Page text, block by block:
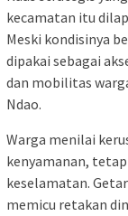
kecamatan itu
Meski kondisinya
dipakai sebagai
dan mobilitas
Ndao.
Warga menilai
kenyamanan,
keselamatan.
memicu retakan